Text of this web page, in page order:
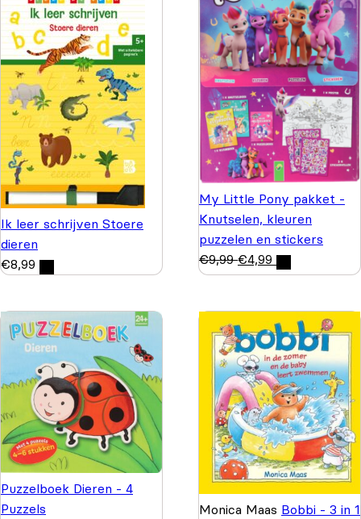
Ik leer schrijven Stoere
dieren
€8,99
My Little Pony pakket -
Knutselen, kleuren
puzzelen en stickers
€9,99 €4,99
Puzzelboek Dieren - 4
Puzzels
Monica Maas Bobbi - 3 in 1